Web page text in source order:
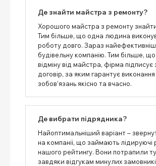
Де знайти майстра з ремонту?
Хорошого майстра з ремонту
Тим більше, що одна людина
роботу довго. Зараз
будівельну компанію. Тим більше,
відміну від майстра, фірма підписує
договір, за яким гарантує виконання
зобов’язань якісно та вчасно.
Де вибрати підрядника?
Найоптимальніший варіант –
на компанії, що займають лідируючі
нашого рейтингу. Вони потрапили
завдяки відгукам минулих